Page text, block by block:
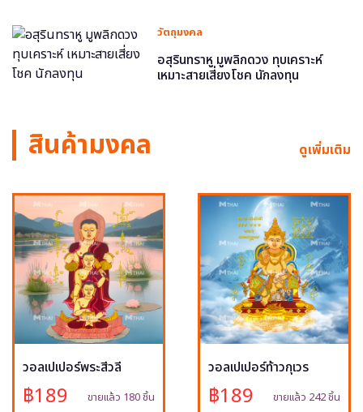
วัตถุมงคล
อสุรินทราหู มูพลิกดวง ทุบเคราะห์
เหมาะสายเสี่ยงโชค นักลงทุน
สินค้ามงคล ดูเพิ่มเติม
วอลเปเปอร์พระสีวลี
฿189 ขายแล้ว 180 ชิ้น
วอลเปเปอร์ท้าวกุเวร
฿189 ขายแล้ว 242 ชิ้น